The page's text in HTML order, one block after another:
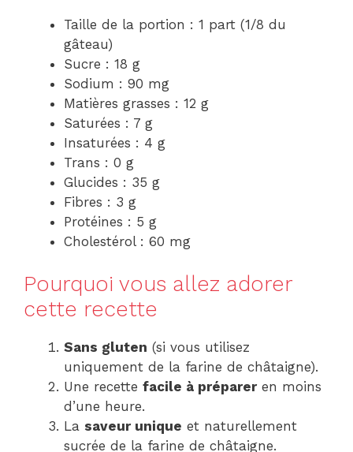
Taille de la portion : 1 part (1/8 du
gâteau)
Sucre : 18 g
Sodium : 90 mg
Matières grasses : 12 g
Saturées : 7 g
Insaturées : 4 g
Trans : 0 g
Glucides : 35 g
Fibres : 3 g
Protéines : 5 g
Cholestérol : 60 mg
Pourquoi vous allez adorer
cette recette
Sans gluten (si vous utilisez
uniquement de la farine de châtaigne).
Une recette facile à prépareren moins
d’une heure.
La saveur unique et naturellement
sucrée de la farine de châtaigne.